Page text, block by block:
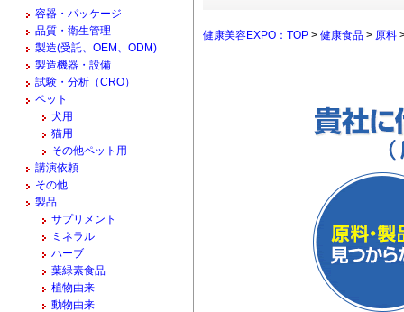
健康美容EXPO：TOP > 健康食品 > 原料
容器・パッケージ
品質・衛生管理
製造(受託、OEM、ODM)
製造機器・設備
試験・分析（CRO）
ペット
犬用
猫用
その他ペット用
講演依頼
その他
製品
サプリメント
ミネラル
ハーブ
葉緑素食品
植物由来
動物由来